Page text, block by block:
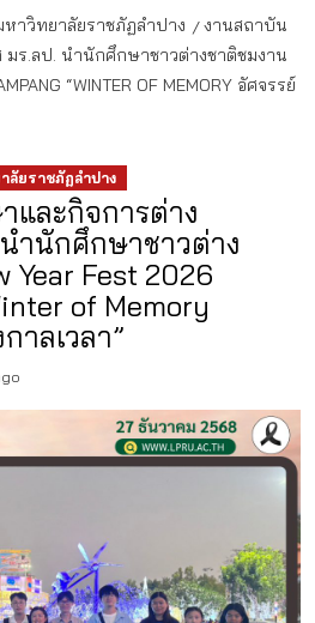
าวิทยาลัยราชภัฏลำปาง
งานสถาบัน
มร.ลป. นำนักศึกษาชาวต่างชาติชมงาน
“WINTER OF MEMORY อัศจรรย์
ลัยราชภัฏลำปาง
และกิจการต่าง
ำนักศึกษาชาวต่าง
Year Fest 2026
of Memory
าลเวลา”